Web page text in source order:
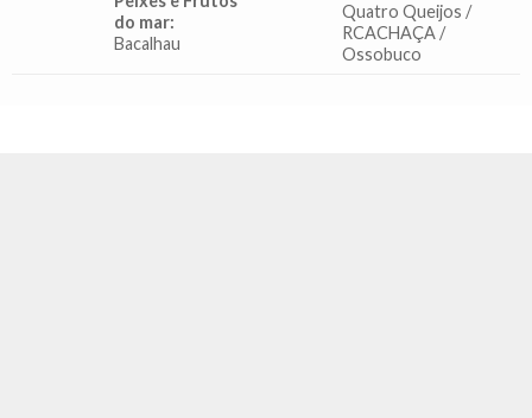
do mar:
Bacalhau
Quatro Queijos /
RCACHAÇA /
Ossobuco